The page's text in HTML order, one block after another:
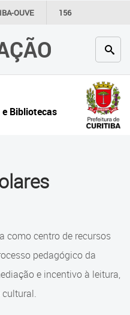
OUVE 156
SECRETARIAS
e Bibliotecas
como centro de recursos
pedagógico da
e incentivo à leitura,